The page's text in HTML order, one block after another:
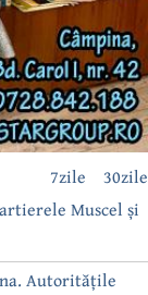
30zile
7zile
Muscel și
Autoritățile